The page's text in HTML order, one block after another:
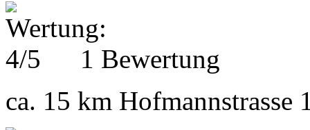
1 Bewertung
ca. 15 km Hofmannstrasse